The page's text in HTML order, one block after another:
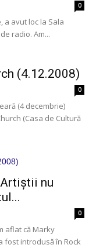
0
a avut loc la Sala
radio. Am...
(4.12.2008)
0
(4 decembrie)
(Casa de Cultură
nu
0
aflat că Marky
fost introdusă în Rock